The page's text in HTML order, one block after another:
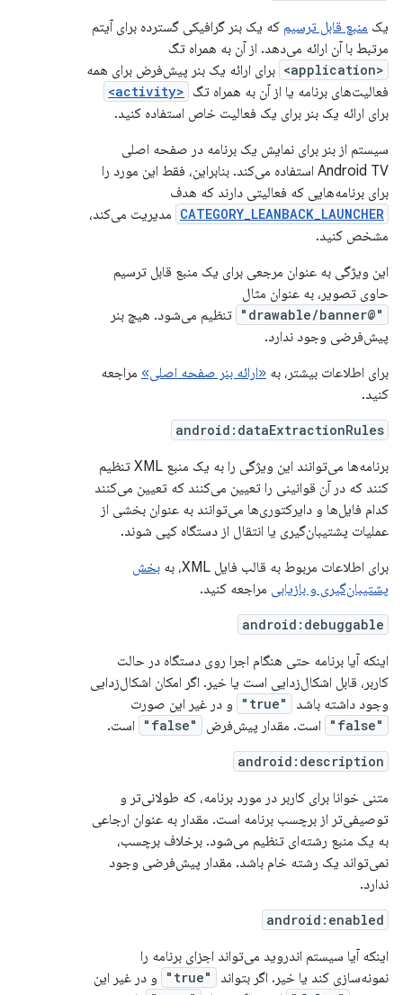
یک منبع قابل ترسیم که یک بنر گرافیکی گسترده برای آیتم
مرتبط با آن ارائه می‌دهد. از آن به همراه تگ
<application>
برای ارائه یک بنر پیش‌فرض برای همه
فعالیت‌های برنامه یا از آن به همراه تگ <activity>
برای ارائه یک بنر برای یک فعالیت خاص استفاده کنید.
سیستم از بنر برای نمایش یک برنامه در صفحه اصلی
Android TV استفاده می‌کند. بنابراین، فقط این مورد را
برای برنامه‌هایی که فعالیتی دارند که هدف
CATEGORY_LEANBACK_LAUNCHER مدیریت می‌کند،
مشخص کنید.
این ویژگی به عنوان مرجعی برای یک منبع قابل ترسیم
حاوی تصویر، به عنوان مثال
"@drawable/banner"
تنظیم می‌شود. هیچ بنر
پیش‌فرضی وجود ندارد.
برای اطلاعات بیشتر، به «ارائه بنر صفحه اصلی» مراجعه
کنید.
android:dataExtractionRules
برنامه‌ها می‌توانند این ویژگی را به یک منبع XML تنظیم
کنند که در آن قوانینی را تعیین می‌کنند که تعیین می‌کنند
کدام فایل‌ها و دایرکتوری‌ها می‌توانند به عنوان بخشی از
عملیات پشتیبان‌گیری یا انتقال از دستگاه کپی شوند.
برای اطلاعات مربوط به قالب فایل XML، به
بخش
پشتیبان‌گیری و بازیابی مراجعه کنید.
android:debuggable
اینکه آیا برنامه حتی هنگام اجرا روی دستگاه در حالت
کاربر، قابل اشکال‌زدایی است یا خیر. اگر امکان اشکال‌زدایی
وجود داشته باشد
"true" و در غیر این صورت
"false" است. مقدار پیش‌فرض "false" است.
android:description
متنی خوانا برای کاربر در مورد برنامه، که طولانی‌تر و
توصیفی‌تر از برچسب برنامه است. مقدار به عنوان ارجاعی
به یک منبع رشته‌ای تنظیم می‌شود. برخلاف برچسب،
نمی‌تواند یک رشته خام باشد. مقدار پیش‌فرضی وجود
ندارد.
android:enabled
اینکه آیا سیستم اندروید می‌تواند اجزای برنامه را
نمونه‌سازی کند یا خیر. اگر بتواند
"true"
و در غیر این